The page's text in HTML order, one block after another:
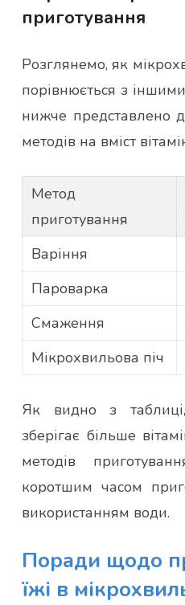
приготування
Розглянемо, як
порівнюється з
нижче представлено
методів на вміст
Метод
приготування
Варіння
Пароварка
Смаження
Мікрохвильова піч
Як видно з
зберігає більше
методів
коротшим часом
використанням води.
Поради щодо
їжі в